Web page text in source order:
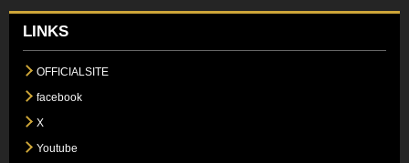
LINKS
OFFICIALSITE
facebook
X
Youtube